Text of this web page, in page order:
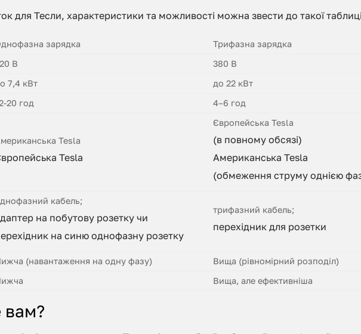
для Тесли, характеристики та можливості можна звести до такої
зарядка
Трифазна зарядка
В
380 В
7,4 кВт
до 22 кВт
20 год 4–6 год
Tesla
Tesla
Європейська Tesla
(в повному обсязі)
Американська Tesla
(обмеження струму однією
кабель;
на побутову розетку чи
на синю однофазну розетку
трифазний кабель;
перехідник для розетки
(навантаження на одну фазу)
Вища (рівномірний розподіл)
Вища, але ефективніша
вам?